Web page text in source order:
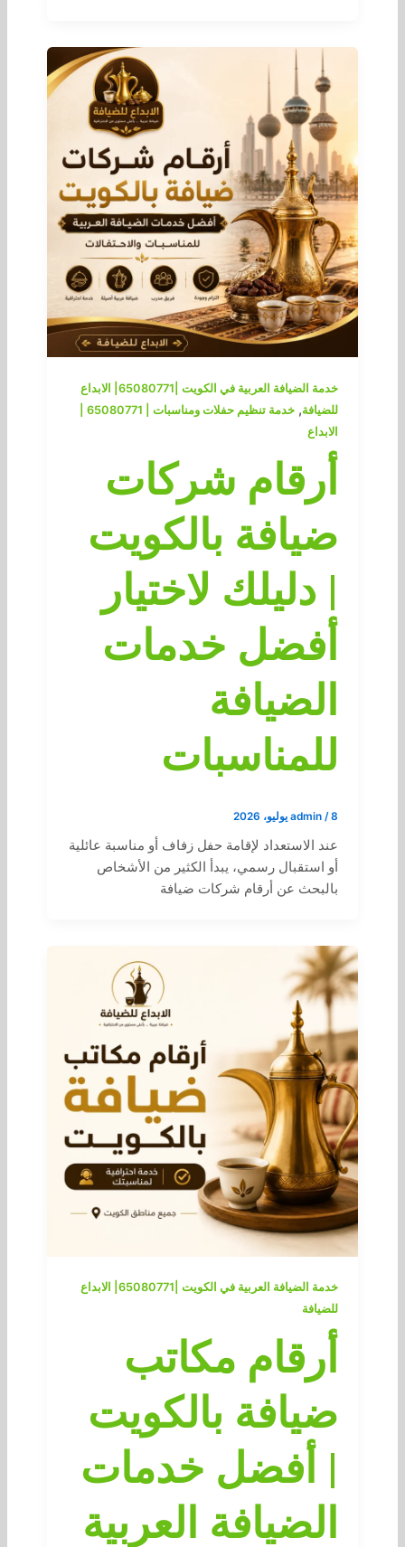
خدمة الضيافة العربية في الكويت |65080771| الابداع
للضيافة,
الابداع
أرقام شركات
ضيافة بالكويت
| دليلك لاختيار
أفضل خدمات
الضيافة
للمناسبات
admin /8 يوليو، 2026
عند الاستعداد لإقامة حفل زفاف أو مناسبة عائلية
أو استقبال رسمي، يبدأ الكثير من الأشخاص
بالبحث عن أرقام شركات ضيافة
خدمة الضيافة العربية في الكويت |65080771| الابداع
للضيافة
أرقام مكاتب
ضيافة بالكويت
| أفضل خدمات
الضيافة العربية